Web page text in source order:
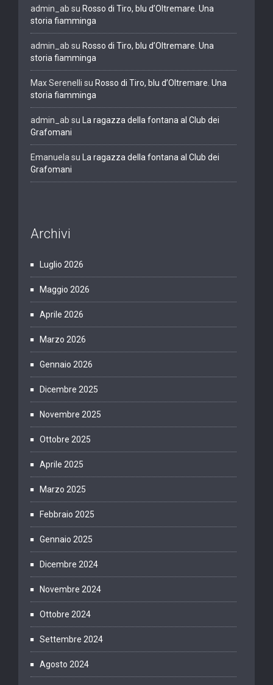
admin_ab su Rosso di Tiro, blu d’Oltremare. Una
storia fiamminga
admin_ab su Rosso di Tiro, blu d’Oltremare. Una
storia fiamminga
Max Serenelli su Rosso di Tiro, blu d’Oltremare. Una
storia fiamminga
admin_ab su
La ragazza della fontana al Club dei
Grafomani
Emanuela su
La ragazza della fontana al Club dei
Grafomani
Archivi
Luglio 2026
Maggio 2026
Aprile 2026
Marzo 2026
Gennaio 2026
Dicembre 2025
Novembre 2025
Ottobre 2025
Aprile 2025
Marzo 2025
Febbraio 2025
Gennaio 2025
Dicembre 2024
Novembre 2024
Ottobre 2024
Settembre 2024
Agosto 2024